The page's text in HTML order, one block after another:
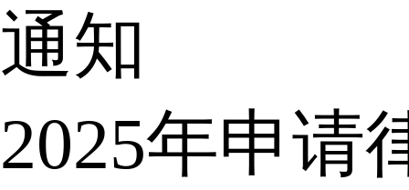
通知
2025年申请